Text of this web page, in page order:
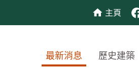
主頁
最新消息 歷史建築